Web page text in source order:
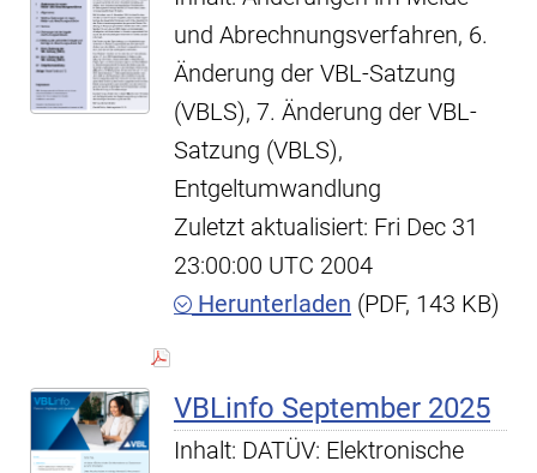
und Abrechnungsverfahren, 6.
Änderung der VBL-Satzung
(VBLS), 7. Änderung der VBL-
Satzung (VBLS),
Entgeltumwandlung
Zuletzt aktualisiert: Fri Dec 31
23:00:00 UTC 2004
Herunterladen (PDF, 143 KB)
VBLinfo September 2025
Inhalt: DATÜV: Elektronische